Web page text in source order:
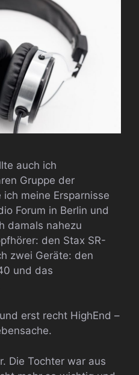
auch ich
Gruppe der
meine Ersparnisse
Forum in Berlin und
damals nahezu
den Stax SR-
zwei Geräte: den
und das
erst recht HighEnd –
Die Tochter war aus